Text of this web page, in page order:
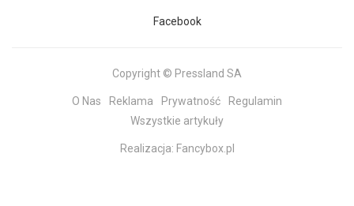
Facebook
Copyright © Pressland SA
O Nas Reklama Prywatność
Regulamin
Wszystkie artykuły
Realizacja: Fancybox.pl